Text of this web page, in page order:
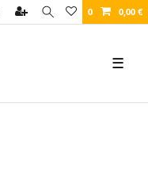
0 0,00 €
☰